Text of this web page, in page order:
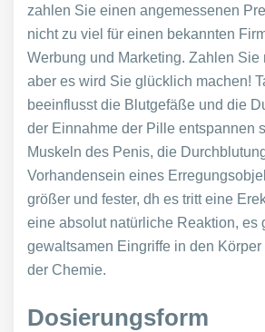
zahlen Sie einen angemessenen
nicht zu viel für einen bekannten
Werbung und Marketing. Zahlen Sie
aber es wird Sie glücklich machen!
beeinflusst die Blutgefäße und die
der Einnahme der Pille entspannen
Muskeln des Penis, die
Vorhandensein eines
größer und fester, dh es tritt eine
eine absolut natürliche Reaktion, es
gewaltsamen Eingriffe in den
der Chemie.
Dosierungsform